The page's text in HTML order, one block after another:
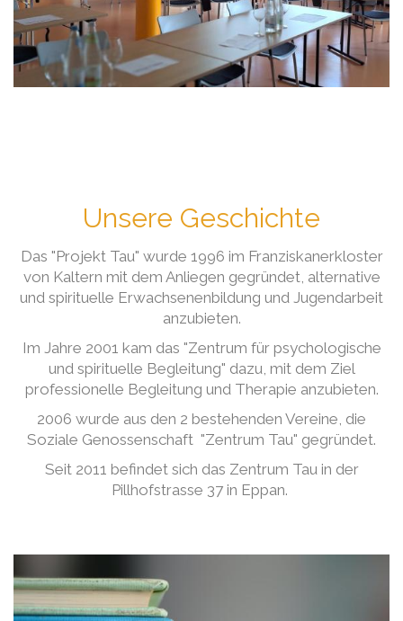
Unsere Geschichte
Das "Projekt Tau" wurde 1996 im Franziskanerkloster
von Kaltern mit dem Anliegen gegründet, alternative
und spirituelle Erwachsenenbildung und Jugendarbeit
anzubieten.
Im Jahre 2001 kam das "Zentrum für psychologische
und spirituelle Begleitung" dazu, mit dem Ziel
professionelle Begleitung und Therapie anzubieten.
2006 wurde aus den 2 bestehenden Vereine, die
Soziale Genossenschaft "Zentrum Tau" gegründet.
Seit 2011 befindet sich das Zentrum Tau in der
Pillhofstrasse 37 in Eppan.